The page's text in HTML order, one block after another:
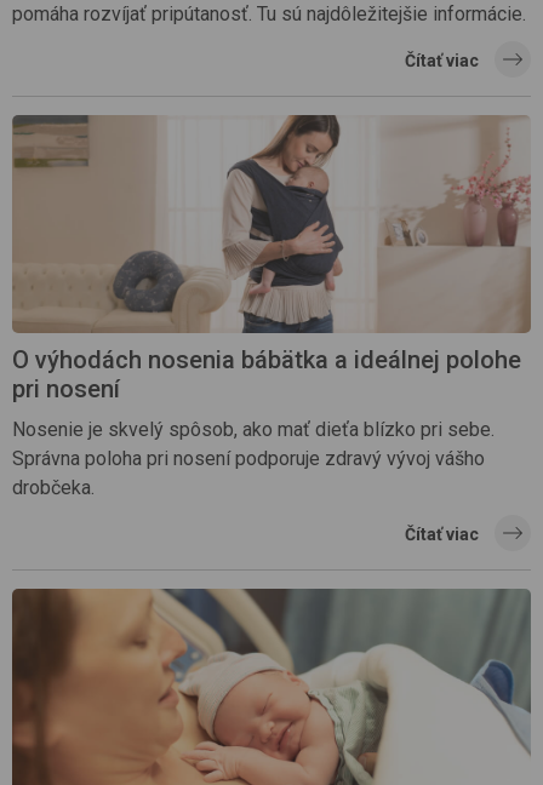
pomáha rozvíjať pripútanosť. Tu sú najdôležitejšie informácie.
Čítať viac
O výhodách nosenia bábätka a ideálnej polohe
pri nosení
Nosenie je skvelý spôsob, ako mať dieťa blízko pri sebe.
Správna poloha pri nosení podporuje zdravý vývoj vášho
drobčeka.
Čítať viac